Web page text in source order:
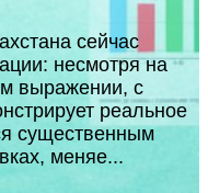
сейчас
несмотря на
выражении, с
реальное
существенным
меняе...